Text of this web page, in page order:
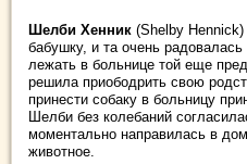
Шелби Хенник (Shelby
бабушку, и та очень
лежать в больнице той еще
решила приободрить свою
принести собаку в больницу
Шелби без колебаний
моментально направилась в
животное.